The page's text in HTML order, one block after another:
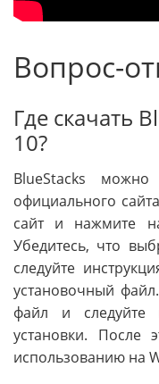
Вопрос-
Где скачать
10?
BlueStacks
официального
сайт и нажмите
Убедитесь, что
следуйте
установочный
файл и следуйте
установки. После
использованию на